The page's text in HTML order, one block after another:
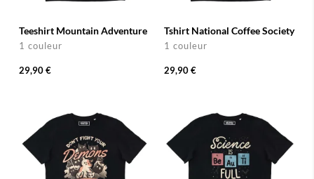
Teeshirt Mountain Adventure
1 couleur
29,90 €
Tshirt National Coffee Society
1 couleur
29,90 €